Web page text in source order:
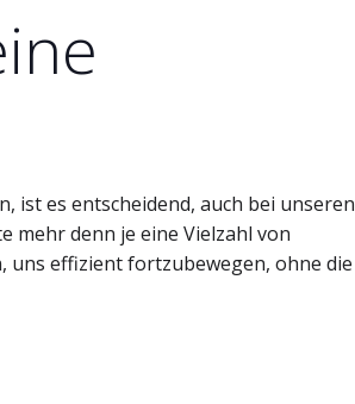
ist es entscheidend, auch bei unseren
mehr denn je eine Vielzahl von
effizient fortzubewegen, ohne die